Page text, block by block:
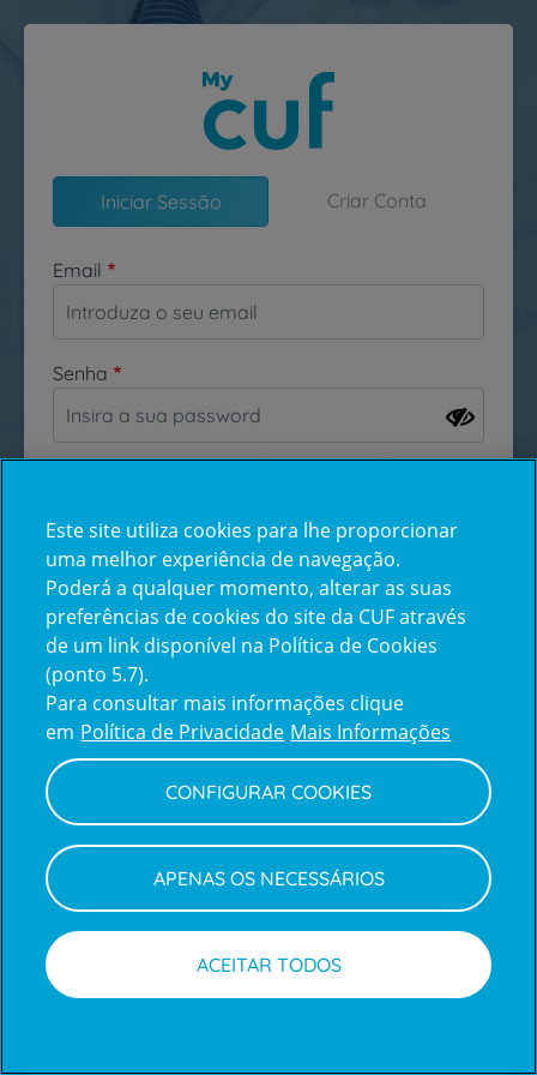
Passar para o conteúdo principal
Iniciar Sessão Criar Conta
Email
Senha
Esqueceu-se da sua password?
Inicie sessão com a Apple
Centro de Apoio ao Cliente | Política de Privacidade e Cookies
Este site utiliza cookies para lhe proporcionar
uma melhor experiência de navegação.
Poderá a qualquer momento, alterar as suas
preferências de cookies do site da CUF através
de um link disponível na Política de Cookies
(ponto 5.7).
Para consultar mais informações clique
em Política de Privacidade Mais Informações
CONFIGURAR COOKIES
APENAS OS NECESSÁRIOS
ACEITAR TODOS